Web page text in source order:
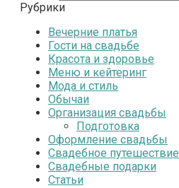
Рубрики
Вечерние платья
Гости на свадьбе
Красота и здоровье
Меню и кейтеринг
Мода и стиль
Обычаи
Организация свадьбы
Подготовка
Оформление свадьбы
Свадебное путешествие
Свадебные подарки
Статьи